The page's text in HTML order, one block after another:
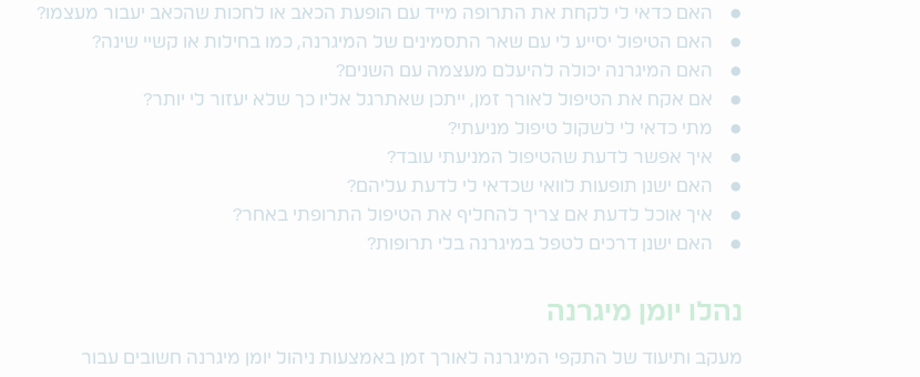
האם כדאי לי לקחת את התרופה מייד עם הופעת הכאב או לחכות שהכאב יעבור מעצמו?
האם הטיפול יסייע לי עם שאר התסמינים של המיגרנה, כמו בחילות או קשיי שינה?
האם המיגרנה יכולה להיעלם מעצמה עם השנים?
אם אקח את הטיפול לאורך זמן, ייתכן שאתרגל אליו כך שלא יעזור לי יותר?
מתי כדאי לי לשקול טיפול מניעתי?
איך אפשר לדעת שהטיפול המניעתי עובד?
האם ישנן תופעות לוואי שכדאי לי לדעת עליהם?
איך אוכל לדעת אם צריך להחליף את הטיפול התרופתי באחר?
האם ישנן דרכים לטפל במיגרנה בלי תרופות?
נהלו יומן מיגרנה
מעקב ותיעוד של התקפי המיגרנה לאורך זמן באמצעות ניהול יומן מיגרנה חשובים עבור